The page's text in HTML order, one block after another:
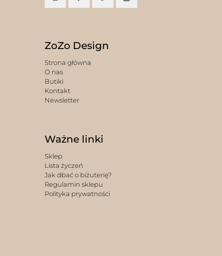
ZoZo Design
Strona główna
O nas
Butiki
Kontakt
Newsletter
Ważne linki
Sklep
Lista życzeń
Jak dbać o biżuterię?
Regulamin sklepu
Polityka prywatności